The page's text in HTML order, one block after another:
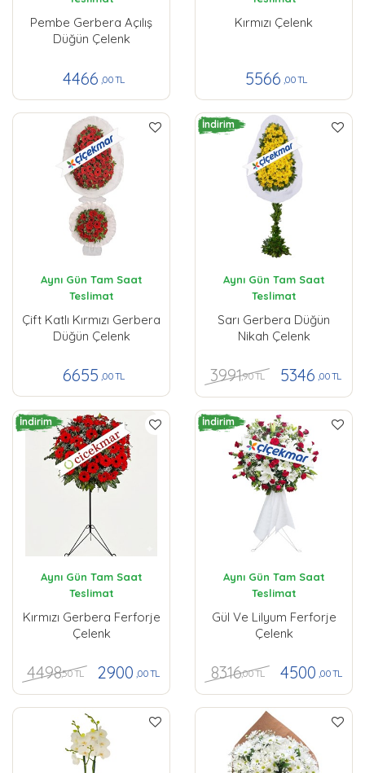
Pembe Gerbera Açılış
Düğün Çelenk
4466 ,00 TL
Kırmızı Çelenk
5566 ,00 TL
Aynı Gün Tam Saat
Teslimat
Çift Katlı Kırmızı Gerbera
Düğün Çelenk
6655 ,00 TL
İndirim
Aynı Gün Tam Saat
Teslimat
Sarı Gerbera Düğün
Nikah Çelenk
3991,90 TL 5346 ,00 TL
İndirim
Aynı Gün Tam Saat
Teslimat
Kırmızı Gerbera Ferforje
Çelenk
4498,50 TL 2900 ,00 TL
İndirim
Aynı Gün Tam Saat
Teslimat
Gül Ve Lilyum Ferforje
Çelenk
8316,00 TL 4500 ,00 TL